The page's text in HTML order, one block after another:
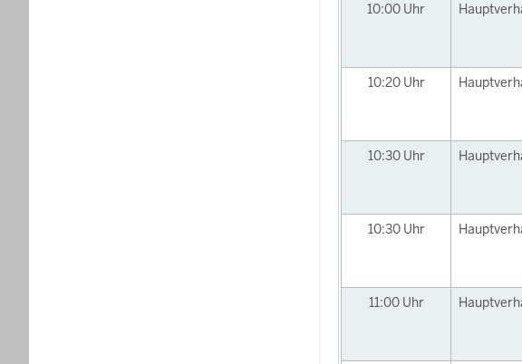
10:00 Uhr
10:20 Uhr
10:30 Uhr
10:30 Uhr
11:00 Uhr